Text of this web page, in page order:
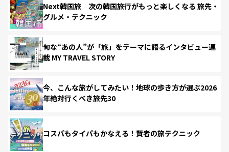
Next韓国旅 次の韓国旅行がもっと楽しくなる 旅先・
グルメ・テクニック
旬な“あの人”が「旅」をテーマに語るインタビュー連
載 MY TRAVEL STORY
今、こんな旅がしてみたい！地球の歩き方が選ぶ2026
年絶対行くべき旅先30
コスパもタイパもかなえる！賢者の旅テクニック